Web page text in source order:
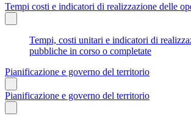
Tempi costi e indicatori di realizzazione delle
Tempi, costi unitari e indicatori di
pubbliche in corso o completate
Pianificazione e governo del territorio
Pianificazione e governo del territorio